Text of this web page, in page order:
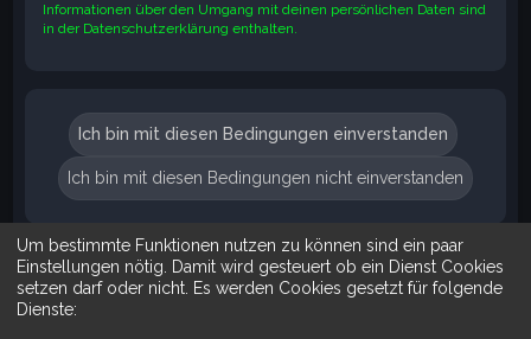
Informationen über den Umgang mit deinen persönlichen Daten sind
in der Datenschutzerklärung enthalten.
SucheErweiterte Suche
Um bestimmte Funktionen nutzen zu können sind ein paar
Einstellungen nötig. Damit wird gesteuert ob ein Dienst Cookies
setzen darf oder nicht. Es werden Cookies gesetzt für folgende
Dienste: